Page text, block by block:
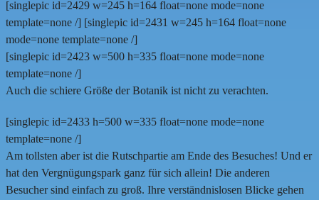
[singlepic id=2429 w=245 h=164 float=none mode=none
template=none /] [singlepic id=2431 w=245 h=164 float=none
mode=none template=none /]
[singlepic id=2423 w=500 h=335 float=none mode=none
template=none /]
Auch die schiere Größe der Botanik ist nicht zu verachten.
[singlepic id=2433 h=500 w=335 float=none mode=none
template=none /]
Am tollsten aber ist die Rutschpartie am Ende des Besuches! Und er
hat den Vergnügungspark ganz für sich allein! Die anderen
Besucher sind einfach zu groß. Ihre verständnislosen Blicke gehen